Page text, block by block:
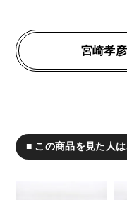
宮崎孝
■ この商品を見た人